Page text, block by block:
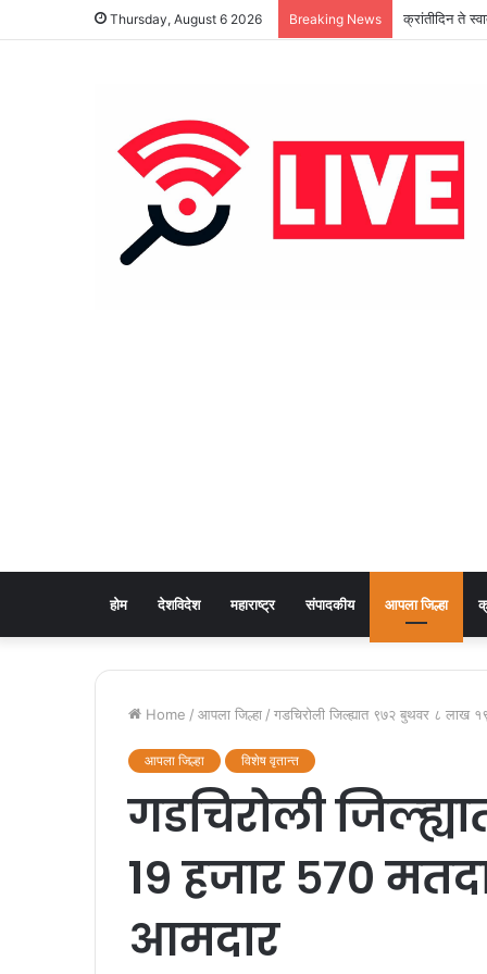
Thursday, August 6 2026 Breaking News क्रांतीदिन ते
होम देशविदेश महाराष्ट्र संपादकीय आपला जिल्हा
Home / आपला जिल्हा / गडचिरोली जिल्ह्यात ९७२ बुथवर ८ लाख
आपला जिल्हा विशेष वृतान्त
गडचिरोली
१९ हजार ५७०
आमदार